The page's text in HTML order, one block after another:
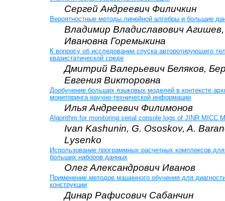
Сергей Андреевич Филичкин
Вероятностные методы линейной алгебры и большие
Владимир Владиславович Агишев,
Ивановна Горемыкина
К вопросу об исследовании спуска авторотирующего
квазистатической среде
Дмитрий Валерьевич Беляков,
Евгения Викторовна
Дообучение больших языковых моделей в контексте
мониторинга научно-технической информации
Илья Андреевич Филимонов
Algorithm for monitoring serial console logs of JINR MICC
Ivan Kashunin, G. Ososkov, A.
Lysenko
Использование программных расчетных комплексов для
больших наборов данных
Олег Александрович Иванов
Применение методов машинного обучения для
конструкции
Динар Рафисович Сабанчин